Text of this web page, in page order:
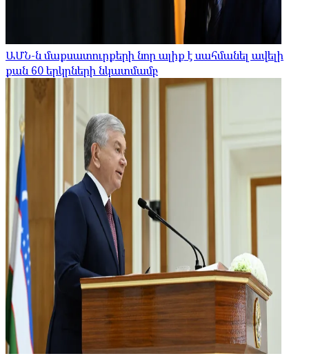
ԱՄՆ-ն մաքսատուրքերի նոր ալիք է սահմանել ավելի
քան 60 երկրների նկատմամբ